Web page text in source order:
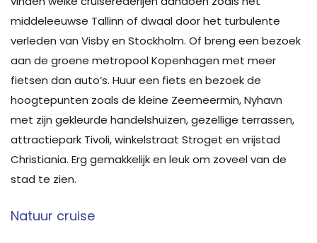
middeleeuwse Tallinn of dwaal door het turbulente
verleden van Visby en Stockholm. Of breng een bezoek
aan de groene metropool Kopenhagen met meer
fietsen dan auto’s. Huur een fiets en bezoek de
hoogtepunten zoals de kleine Zeemeermin, Nyhavn
met zijn gekleurde handelshuizen, gezellige terrassen,
attractiepark Tivoli, winkelstraat Stroget en vrijstad
Christiania. Erg gemakkelijk en leuk om zoveel van de
stad te zien.
Natuur cruise